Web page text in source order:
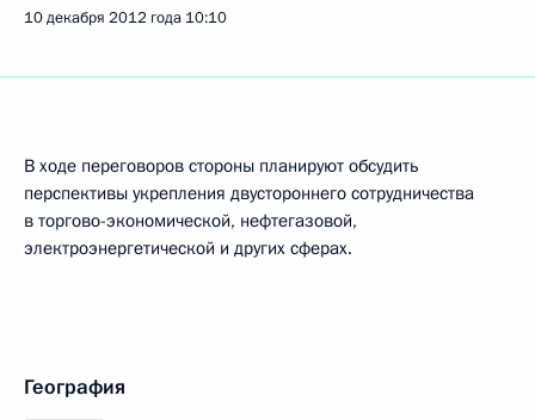
10 декабря 2012 года 10:10
В ходе переговоров стороны планируют обсудить
перспективы укрепления двустороннего сотрудничества
в торгово-экономической, нефтегазовой,
электроэнергетической и других сферах.
География